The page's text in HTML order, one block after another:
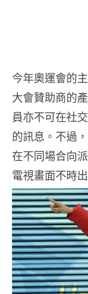
今年奧運會的
大會贊助商的
員亦不可在社
的訊息。不過
在不同場合向
電視畫面不時